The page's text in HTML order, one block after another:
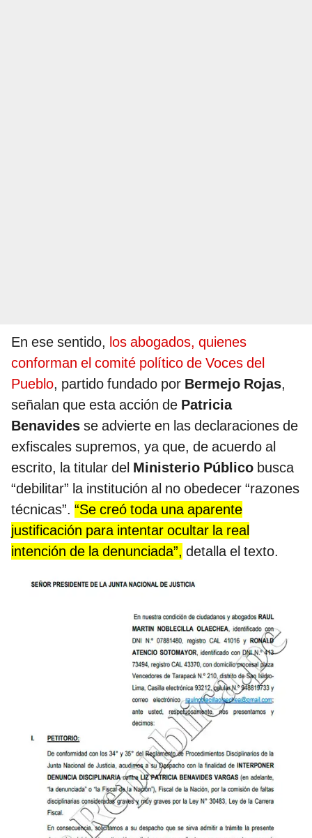
En ese sentido, los abogados, quienes
conforman el comité político de Voces del
Pueblo, partido fundado por Bermejo Rojas,
señalan que esta acción de Patricia
Benavides se advierte en las declaraciones de
exfiscales supremos, ya que, de acuerdo al
escrito, la titular del Ministerio Público busca
“debilitar” la institución al no obedecer “razones
técnicas”. “Se creó toda una aparente
justificación para intentar ocultar la real
intención de la denunciada”, detalla el texto.